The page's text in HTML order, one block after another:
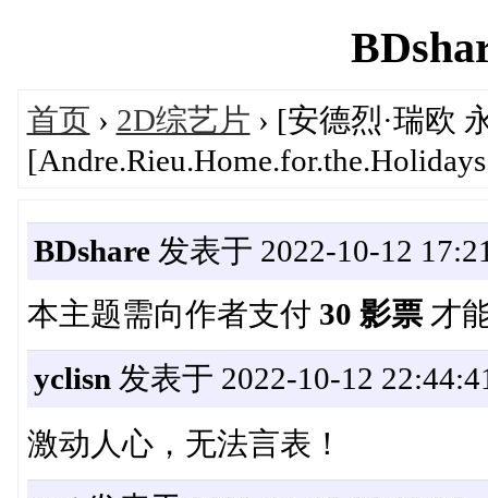
首页 › 2D综艺片 › [安德烈·瑞欧
BDshare发表于 2022-10-12
本主题需向作者支付 30 影票才
yclisn 发表于 2022-10-12
激动人心，无法言表！